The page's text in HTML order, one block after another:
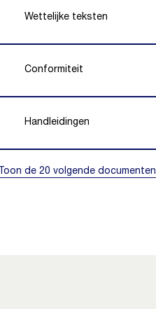
Wettelijke teksten
Conformiteit
Handleidingen
Toon de 20 volgende documenten